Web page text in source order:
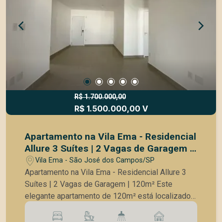
TV - Sala de espera - Sala de reuniões - Studio -
Próximo aos melhores Restaurantes, Farmácias,
Supermercados, Padarias, Lojas, Parque
Vicentina Aranha e Parque Santos Dumont. Fácil
acesso as principais vias da cidade, Dutra e Anel
viário.
R$ 1.700.000,00
R$ 1.500.000,00 V
Apartamento na Vila Ema - Residencial
Allure 3 Suítes | 2 Vagas de Garagem |
120m²
Vila Ema - São José dos Campos/SP
Apartamento na Vila Ema - Residencial Allure 3
Suítes | 2 Vagas de Garagem | 120m² Este
elegante apartamento de 120m² está localizado
no Residencial Allure, um dos mais desejados da
Vila Ema, oferecendo: Descrição do imóvel: 3